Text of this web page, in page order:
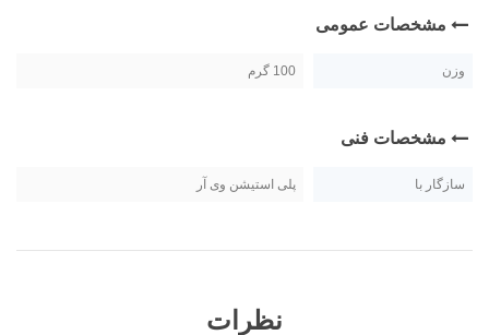
مشخصات عمومی
وزن 100 گرم
مشخصات فنی
سازگار با پلی استیشن وی آر
نظرات